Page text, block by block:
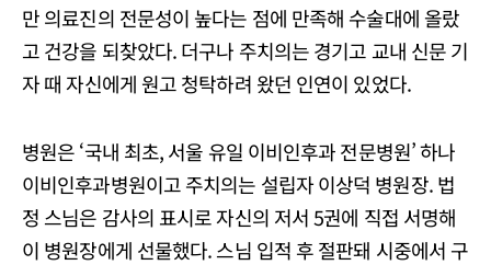
만 의료진의 전문성이 높다는 점에 만족해 수술대에 올랐
고 건강을 되찾았다. 더구나 주치의는 경기고 교내 신문 기
자 때 자신에게 원고 청탁하려 왔던 인연이 있었다.
병원은 ‘국내 최초, 서울 유일 이비인후과 전문병원’ 하나
이비인후과병원이고 주치의는 설립자 이상덕 병원장. 법
정 스님은 감사의 표시로 자신의 저서 5권에 직접 서명해
이 병원장에게 선물했다. 스님 입적 후 절판돼 시중에서 구